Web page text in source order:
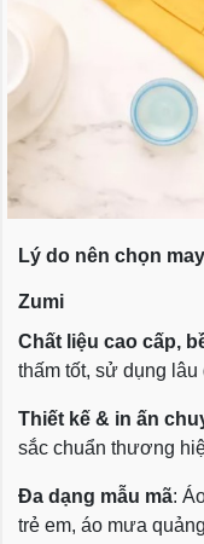
Lý do nên chọn
Zumi
Chất liệu cao cấp,
thấm tốt, sử dụng lâu
Thiết kế & in ấn
sắc chuẩn thương
Đa dạng mẫu mã:
trẻ em, áo mưa